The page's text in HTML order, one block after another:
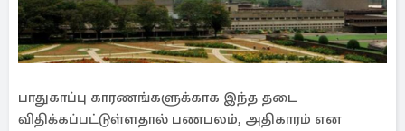
பாதுகாப்பு காரணங்களுக்காக இந்த தடை
விதிக்கப்பட்டுள்ளதால் பணபலம், அதிகாரம் என